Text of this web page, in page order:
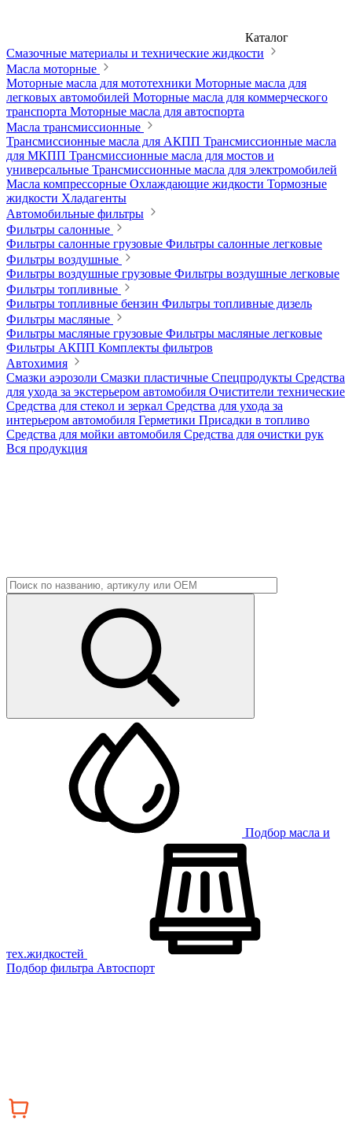
Каталог
Смазочные материалы и технические жидкости
Масла моторные
Моторные масла для мототехники Моторные масла для
легковых автомобилей Моторные масла для коммерческого
транспорта Моторные масла для автоспорта
Масла трансмиссионные
Трансмиссионные масла для АКПП Трансмиссионные масла
для МКПП Трансмиссионные масла для мостов и
универсальные Трансмиссионные масла для электромобилей
Масла компрессорные Охлаждающие жидкости Тормозные
жидкости Хладагенты
Автомобильные фильтры
Фильтры салонные
Фильтры салонные грузовые Фильтры салонные легковые
Фильтры воздушные
Фильтры воздушные грузовые Фильтры воздушные легковые
Фильтры топливные
Фильтры топливные бензин Фильтры топливные дизель
Фильтры масляные
Фильтры масляные грузовые Фильтры масляные легковые
Фильтры АКПП Комплекты фильтров
Автохимия
Смазки аэрозоли Смазки пластичные Спецпродукты Средства
для ухода за экстерьером автомобиля Очистители технические
Средства для стекол и зеркал Средства для ухода за
интерьером автомобиля Герметики Присадки в топливо
Средства для мойки автомобиля Средства для очистки рук
Вся продукция
Подбор масла и
тех.жидкостей
Подбор фильтра Автоспорт